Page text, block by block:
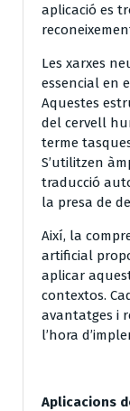
aplicació es
Les xarxes
essencial en
Aquestes
del cervell
terme
S’utilitzen
traducció
la presa de
Així, la
artificial
aplicar
contextos.
avantatges i
l’hora
Aplicacions